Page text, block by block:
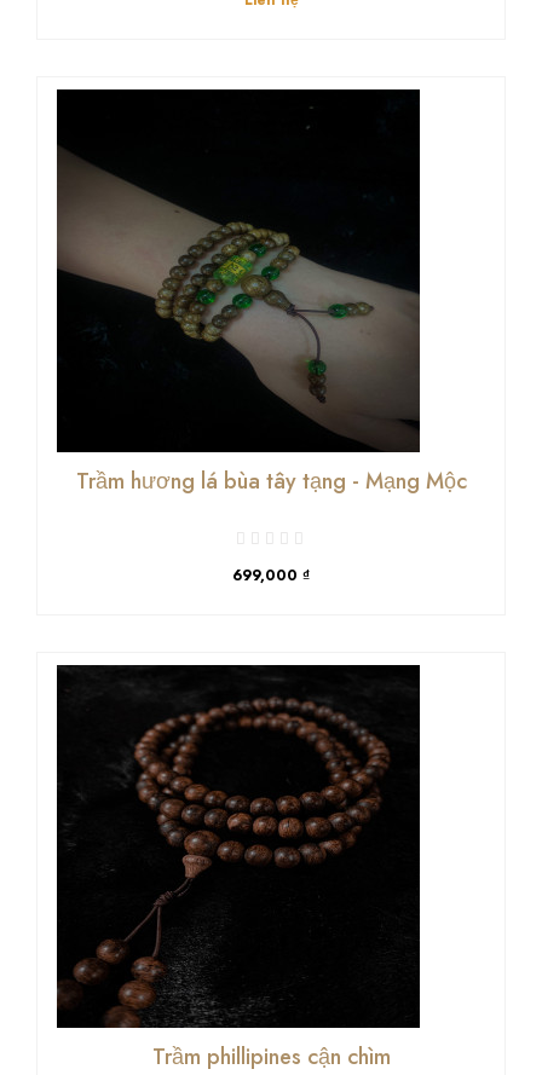
Trầm hương lá bùa tây tạng - Mạng Mộc
699,000 ₫
Trầm phillipines cận chìm